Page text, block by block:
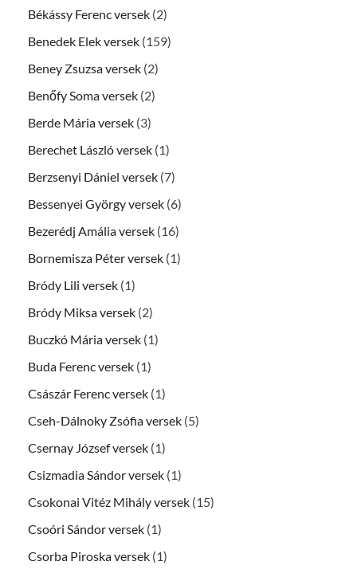
Békássy Ferenc versek (2)
Benedek Elek versek (159)
Beney Zsuzsa versek (2)
Benőfy Soma versek (2)
Berde Mária versek (3)
Berechet László versek (1)
Berzsenyi Dániel versek (7)
Bessenyei György versek (6)
Bezerédj Amália versek (16)
Bornemisza Péter versek (1)
Bródy Lili versek (1)
Bródy Miksa versek (2)
Buczkó Mária versek (1)
Buda Ferenc versek (1)
Császár Ferenc versek (1)
Cseh-Dálnoky Zsófia versek (5)
Csernay József versek (1)
Csizmadia Sándor versek (1)
Csokonai Vitéz Mihály versek (15)
Csoóri Sándor versek (1)
Csorba Piroska versek (1)